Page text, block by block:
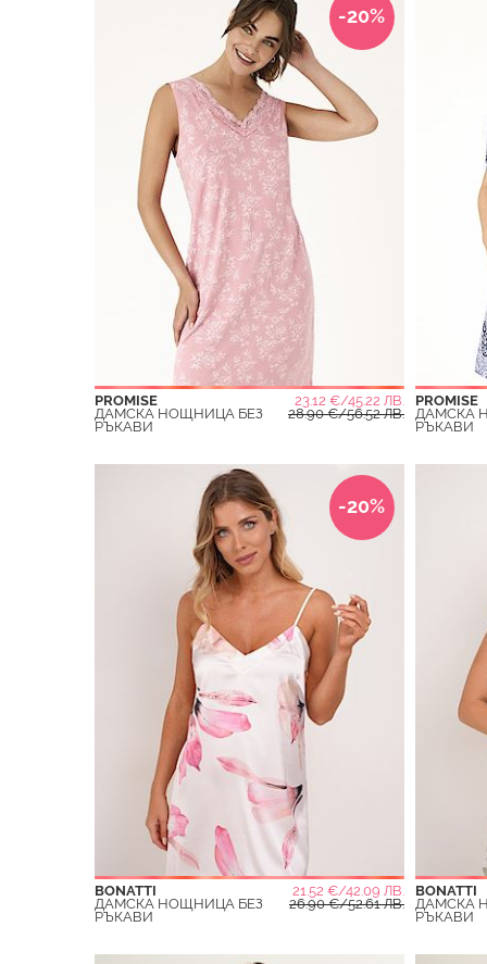
-20%
PROMISE
23.12 €/45.22 ЛВ.
ДАМСКА НОЩНИЦА БЕЗ
РЪКАВИ
28.90 €/56.52 ЛВ.
PROMISE
ДАМСКА
РЪКАВИ
-20%
BONATTI
21.52 €/42.09 ЛВ.
ДАМСКА НОЩНИЦА БЕЗ
РЪКАВИ
26.90 €/52.61 ЛВ.
BONATTI
ДАМСКА
РЪКАВИ